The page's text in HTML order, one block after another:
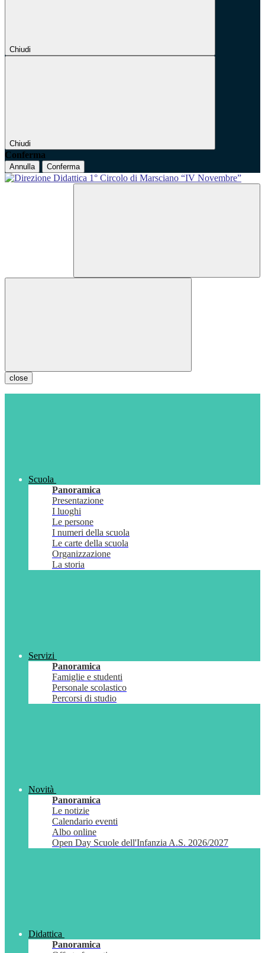
Chiudi
Chiudi
Conferma
Annulla Conferma
close
Scuola
Panoramica
Presentazione
I luoghi
Le persone
I numeri della scuola
Le carte della scuola
Organizzazione
La storia
Servizi
Panoramica
Famiglie e studenti
Personale scolastico
Percorsi di studio
Novità
Panoramica
Le notizie
Calendario eventi
Albo online
Open Day Scuole dell'Infanzia A.S. 2026/2027
Didattica
Panoramica